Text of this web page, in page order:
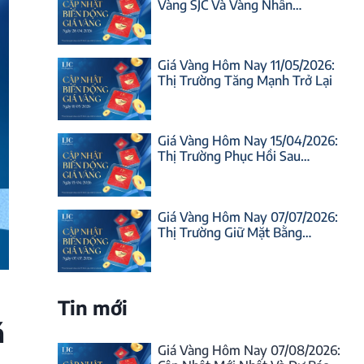
Vàng SJC Và Vàng Nhẫn…
Giá Vàng Hôm Nay 11/05/2026:
Thị Trường Tăng Mạnh Trở Lại
Giá Vàng Hôm Nay 15/04/2026:
Thị Trường Phục Hồi Sau…
Giá Vàng Hôm Nay 07/07/2026:
Thị Trường Giữ Mặt Bằng…
Tin mới
Giá Vàng Hôm Nay 07/08/2026: